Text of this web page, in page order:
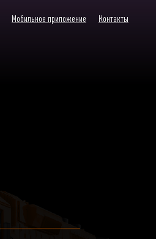
Мобильное приложение Контакты